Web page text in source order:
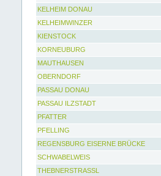
KELHEIM DONAU
KELHEIMWINZER
KIENSTOCK
KORNEUBURG
MAUTHAUSEN
OBERNDORF
PASSAU DONAU
PASSAU ILZSTADT
PFATTER
PFELLING
REGENSBURG EISERNE BRÜCKE
SCHWABELWEIS
THEBNERSTRASSL